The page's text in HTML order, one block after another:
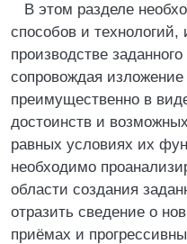
В этом разделе
способов и
производстве
сопровождая
преимущественно в
достоинств и
равных условиях их
необходимо
области создания
отразить сведение о
приёмах и